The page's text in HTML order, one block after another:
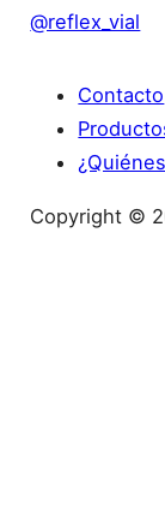
@reflex_vial
Contacto
Copyright ©